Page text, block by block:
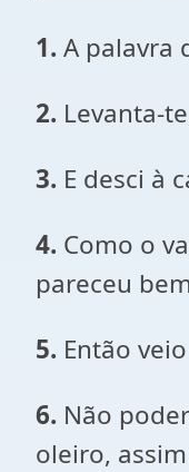
1. A palavra
2. Levanta-
3. E desci à
4. Como o
pareceu
5. Então
6. Não
oleiro,